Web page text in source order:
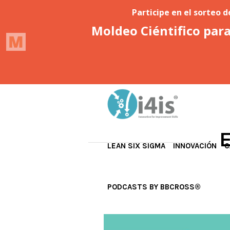
LEAN SIX SIGMA INNOVACIÓN
PODCASTS BY BBCROSS®